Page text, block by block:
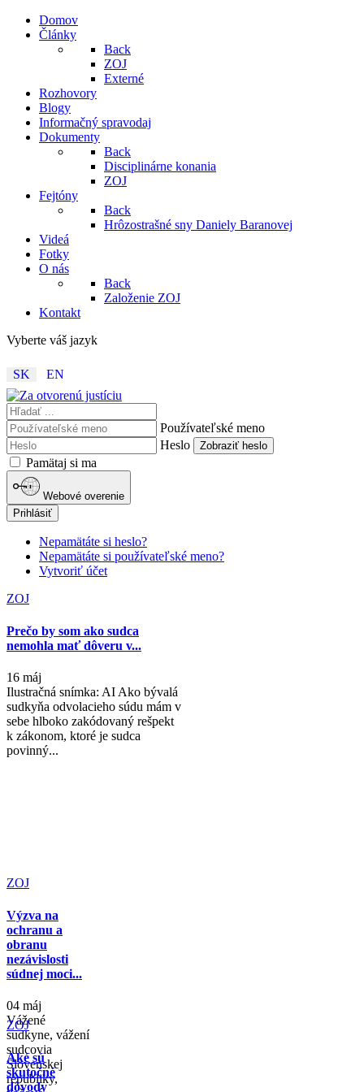
Domov
Články
Back
ZOJ
Externé
Rozhovory
Blogy
Informačný spravodaj
Dokumenty
Back
Disciplinárne konania
ZOJ
Fejtóny
Back
Hrôzostrašné sny Daniely Baranovej
Videá
Fotky
O nás
Back
Založenie ZOJ
Kontakt
Vyberte váš jazyk
SK EN
Používateľské meno
Heslo
Zobraziť heslo
Pamätaj si ma
Webové overenie
Prihlásiť
Nepamätáte si heslo?
Nepamätáte si používateľské meno?
Vytvoriť účet
ZOJ
Prečo by som ako sudca
nemohla mať dôveru v...
16 máj
Ilustračná snímka: AI Ako bývalá
sudkyňa odvolacieho súdu mám v
sebe hlboko zakódovaný rešpekt
k zákonom, ktoré je sudca
povinný...
ZOJ
Výzva na
ochranu a
obranu
nezávislosti
súdnej moci...
04 máj
Vážené
sudkyne, vážení
sudcovia
Slovenskej
republiky,
ZOJ
Aké sú
skutočné
dôvody